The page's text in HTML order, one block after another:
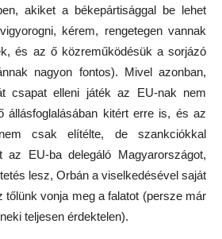
akiket a békepártisággal be lehet
kérem, rengetegen vannak
és az ő közreműködésük a sorjázó
nagyon fontos). Mivel azonban,
csapat elleni játék az EU-nak nem
állásfoglalásában kitért erre is, és az
csak elítélte, de szankciókkal
EU-ba delegáló Magyarországot,
lesz, Orbán a viselkedésével saját
tőlünk vonja meg a falatot (persze már
teljesen érdektelen).